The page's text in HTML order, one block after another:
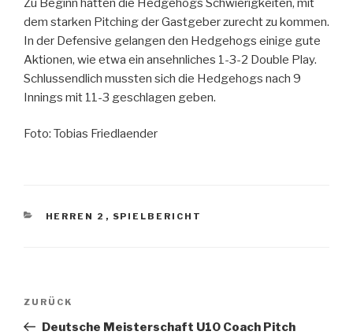
Zu Beginn hatten die Hedgehogs Schwierigkeiten, mit
dem starken Pitching der Gastgeber zurecht zu kommen.
In der Defensive gelangen den Hedgehogs einige gute
Aktionen, wie etwa ein ansehnliches 1-3-2 Double Play.
Schlussendlich mussten sich die Hedgehogs nach 9
Innings mit 11-3 geschlagen geben.
Foto: Tobias Friedlaender
KATEGORIEN
HERREN 2 , SPIELBERICHT
Beitragsnavigation
Vorheriger
Beitrag
ZURÜCK
Deutsche Meisterschaft U10 Coach Pitch